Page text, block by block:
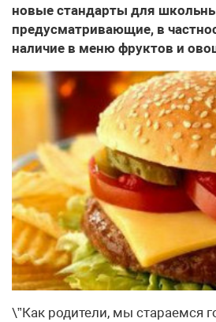
новые стандарты для
предусматривающие, в
наличие в меню фруктов и
\”Как родители, мы стараемся